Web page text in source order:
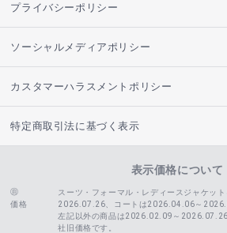
プライバシーポリシー
ソーシャルメディアポリシー
カスタマーハラスメントポリシー
特定商取引法に基づく表示
表示価格について
価格
スーツ・フォーマル・レディースジャケッ
2026.07.26、コートは2026.04.06～
左記以外の商品は2026.02.09～
社旧価格です。